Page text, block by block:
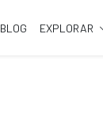
BLOG EXPLORAR